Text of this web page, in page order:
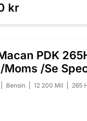
kr
PDK
Moms /Se
Bensin 12 200 Mil 265